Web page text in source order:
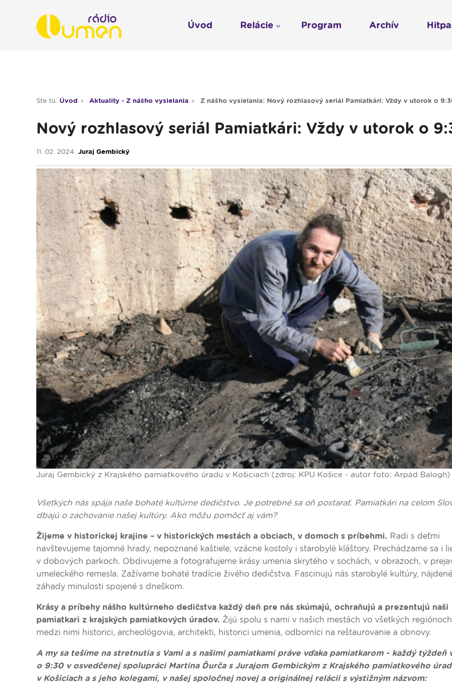
Ste tu: Úvod Aktuality - Z nášho vysielania Z nášho vysielania: Nový rozhlasový seriál Pamiatkári: Vždy v utorok o
Nový rozhlasový seriál Pamiatkári: Vždy v utorok o
11. 02. 2024 Juraj Gembický
Juraj Gembický z Krajského pamiatkového úradu v Košiciach (zdroj: KPU Košice - autor foto: Arpád Balogh)
Všetkých nás spája naše bohaté kultúrne dedičstvo. Je potrebné sa oň postarať. Pamiatkári na celom
dbajú o zachovanie našej kultúry. Ako môžu pomôcť aj vám?
Žijeme v historickej krajine – v historických mestách a obciach, v domoch s príbehmi. Radi s deťmi
navštevujeme tajomné hrady, nepoznané kaštiele, vzácne kostoly i starobylé kláštory. Prechádzame sa i
v dobových parkoch. Obdivujeme a fotografujeme krásy umenia skrytého v sochách, v obrazoch, v
umeleckého remesla. Zažívame bohaté tradície živého dedičstva. Fascinujú nás starobylé kultúry,
záhady minulosti spojené s dneškom.
Krásy a príbehy nášho kultúrneho dedičstva každý deň pre nás skúmajú, ochraňujú a prezentujú naši
pamiatkari z krajských pamiatkových úradov. Žijú spolu s nami v našich mestách vo všetkých
medzi nimi historici, archeológovia, architekti, historici umenia, odborníci na reštaurovanie a obnovy.
A my sa tešíme na stretnutia s Vami a s našimi pamiatkami práve vďaka pamiatkarom - každý týždeň
o 9:30 v osvedčenej spolupráci Martina Ďurča s Jurajom Gembickým z Krajského pamiatkového
v Košiciach a s jeho kolegami, v našej spoločnej novej a originálnej relácii s výstižným názvom:
Profil
Reklama v Rádiu
Úvod Relácie
Moderované relácie
Pre deti
Piesne na želanie
Rubriky
Modlitba
Dopravný servis
Rádio Vatikán - CZ Kresťanské noviny
Program Archív